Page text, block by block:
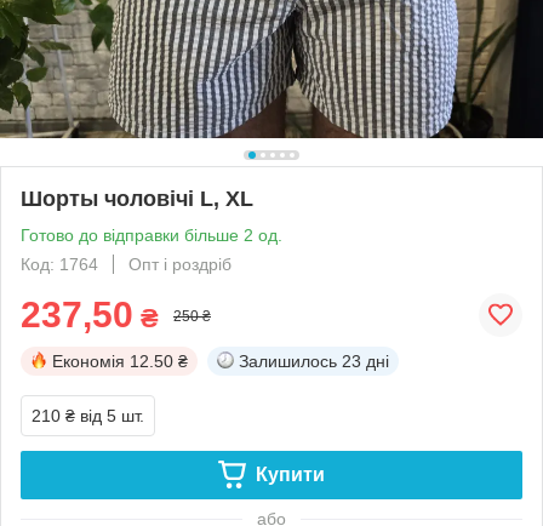
Шорты чоловічі L, XL
Готово до відправки більше 2 од.
Код: 1764
Опт і роздріб
237,50 ₴ 250 ₴
Економія 12.50 ₴ Залишилось 23 дні
210 ₴ від 5 шт.
Купити
або